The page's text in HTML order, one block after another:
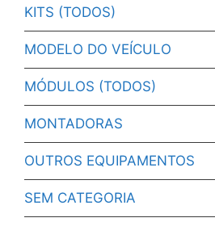
KITS (TODOS)
MODELO DO VEÍCULO
MÓDULOS (TODOS)
MONTADORAS
OUTROS EQUIPAMENTOS
SEM CATEGORIA